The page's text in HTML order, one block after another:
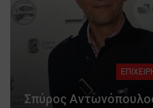
Σπύρος